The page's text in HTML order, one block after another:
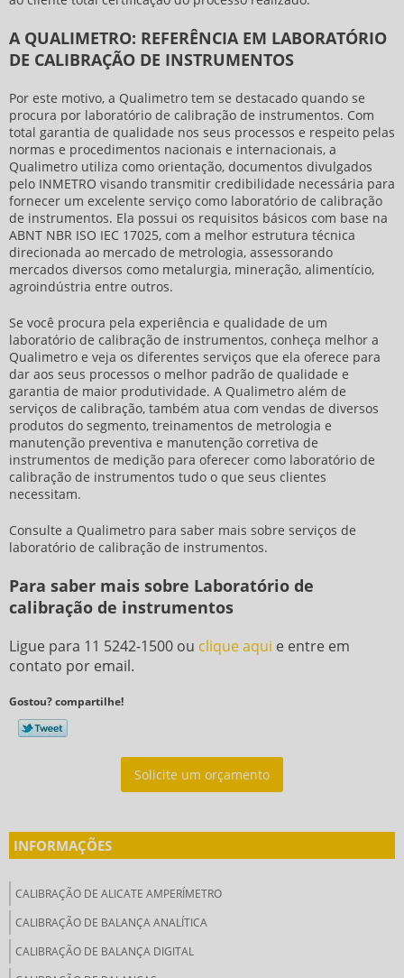
A QUALIMETRO: REFERÊNCIA EM LABORATÓRIO
DE CALIBRAÇÃO DE INSTRUMENTOS
Por este motivo, a Qualimetro tem se destacado quando se
procura por laboratório de calibração de instrumentos. Com
total garantia de qualidade nos seus processos e respeito pelas
normas e procedimentos nacionais e internacionais, a
Qualimetro utiliza como orientação, documentos divulgados
pelo INMETRO visando transmitir credibilidade necessária para
fornecer um excelente serviço como laboratório de calibração
de instrumentos. Ela possui os requisitos básicos com base na
ABNT NBR ISO IEC 17025, com a melhor estrutura técnica
direcionada ao mercado de metrologia, assessorando
mercados diversos como metalurgia, mineração, alimentício,
agroindústria entre outros.
Se você procura pela experiência e qualidade de um
laboratório de calibração de instrumentos, conheça melhor a
Qualimetro e veja os diferentes serviços que ela oferece para
dar aos seus processos o melhor padrão de qualidade e
garantia de maior produtividade. A Qualimetro além de
serviços de calibração, também atua com vendas de diversos
produtos do segmento, treinamentos de metrologia e
manutenção preventiva e manutenção corretiva de
instrumentos de medição para oferecer como laboratório de
calibração de instrumentos tudo o que seus clientes
necessitam.
Consulte a Qualimetro para saber mais sobre serviços de
laboratório de calibração de instrumentos.
Para saber mais sobre Laboratório de
calibração de instrumentos
Ligue para 11 5242-1500 ou clique aqui e entre em
contato por email.
Gostou? compartilhe!
Solicite um orçamento
INFORMAÇÕES
CALIBRAÇÃO DE ALICATE AMPERÍMETRO
CALIBRAÇÃO DE BALANÇA ANALÍTICA
CALIBRAÇÃO DE BALANÇA DIGITAL